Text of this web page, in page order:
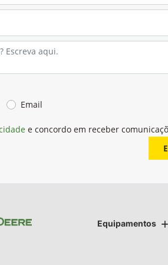
Email
e concordo em receber
Equipamentos